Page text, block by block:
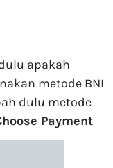
apakah
metode BNI
dulu metode
Payment